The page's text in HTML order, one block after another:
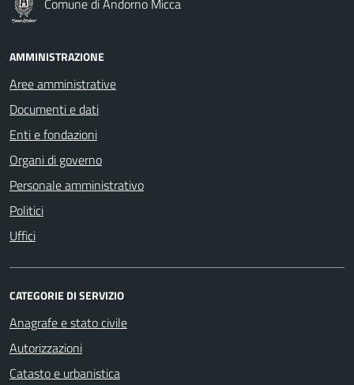
AMMINISTRAZIONE
Aree amministrative
Documenti e dati
Enti e fondazioni
Organi di governo
Personale amministrativo
Politici
Uffici
CATEGORIE DI SERVIZIO
Anagrafe e stato civile
Autorizzazioni
Catasto e urbanistica